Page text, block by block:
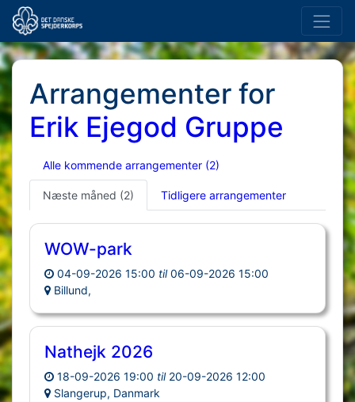
Arrangementer for
Erik Ejegod Gruppe
Alle kommende arrangementer (2)
Næste måned (2) Tidligere arrangementer
WOW-park
04-09-2026 15:00 til 06-09-2026 15:00
Billund,
Nathejk 2026
18-09-2026 19:00 til 20-09-2026 12:00
Slangerup, Danmark